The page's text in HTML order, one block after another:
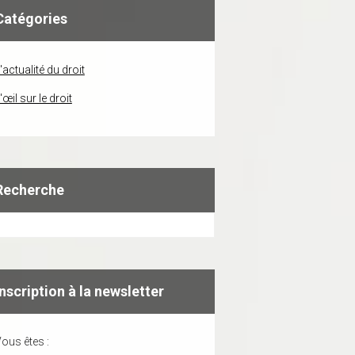
L'actualité du droit
L'œil sur le droit
à la newsletter
êtes :